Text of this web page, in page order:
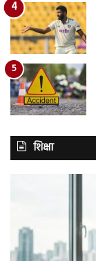
शिक्षा